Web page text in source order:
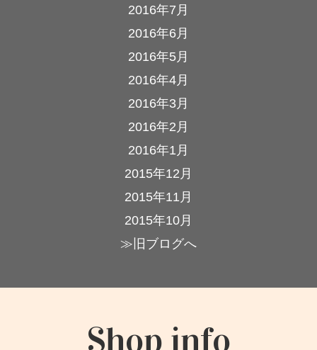
2016年7月
2016年6月
2016年5月
2016年4月
2016年3月
2016年2月
2016年1月
2015年12月
2015年11月
2015年10月
≫旧ブログへ
Shop info